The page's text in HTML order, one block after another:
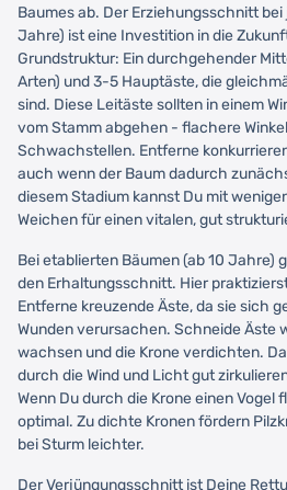
Baumes ab. Der Erziehungsschnitt bei
Jahre) ist eine Investition in die
Grundstruktur: Ein durchgehender
Arten) und 3-5 Hauptäste, die
sind. Diese Leitäste sollten in einem
vom Stamm abgehen - flachere
Schwachstellen. Entferne
auch wenn der Baum dadurch
diesem Stadium kannst Du mit
Weichen für einen vitalen, gut
Bei etablierten Bäumen (ab 10 Jahre)
den Erhaltungsschnitt. Hier
Entferne kreuzende Äste, da sie sich
Wunden verursachen. Schneide Äste
wachsen und die Krone verdichten.
durch die Wind und Licht gut
Wenn Du durch die Krone einen Vogel
optimal. Zu dichte Kronen fördern
bei Sturm leichter.
Der Verjüngungsschnitt ist Deine